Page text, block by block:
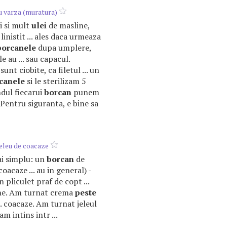
varza (muratura)
si mult ulei de masline,
... ales daca urmeaza
dupa umplere,
au ... sau capacul.
ciobite, ca filetul ... un
si le sterilizam 5
fiecaruiborcan punem
siguranta, e bine sa
de coacaze
simplu: unborcan de
... au in general) -
pliculet praf de copt ...
Am turnat cremapeste
Am turnat jeleul
intins intr ...